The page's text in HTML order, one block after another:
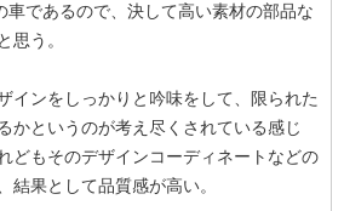
車であるので、決して高い素材の部品な
思う。
インをしっかりと吟味をして、限られた
かというのが考え尽くされている感じ
どもそのデザインコーディネートなどの
結果として品質感が高い。